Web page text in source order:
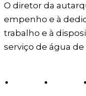
O diretor da
empenho e à
trabalho e à
serviço de água